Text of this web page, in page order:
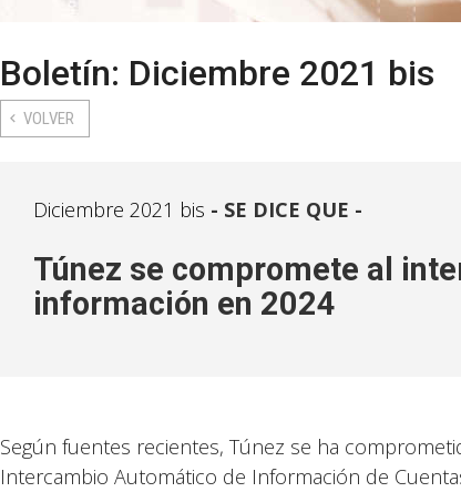
Boletín: Diciembre 2021 bis
VOLVER
Diciembre 2021 bis SE DICE QUE -
Túnez se compromete al
información en 2024
Según fuentes recientes, Túnez se ha
Intercambio Automático de Información de